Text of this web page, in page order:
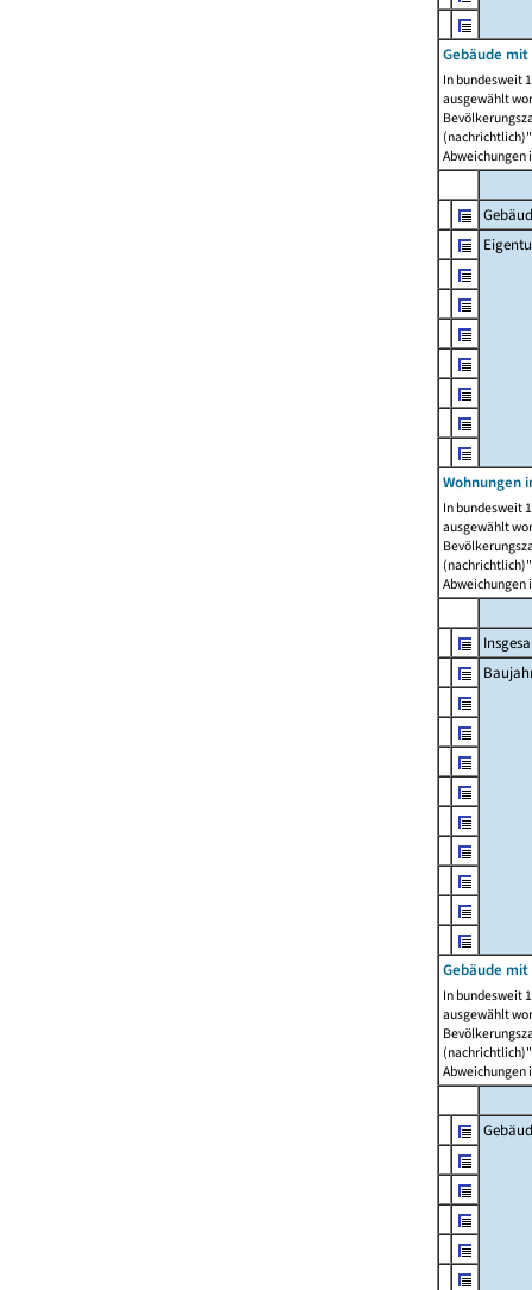
Gebäude
In bundesweit
ausgewählt
Abweichungen
Wohnungen
In bundesweit
ausgewählt
Abweichungen
Gebäude mit
In bundesweit
ausgewählt
Abweichungen